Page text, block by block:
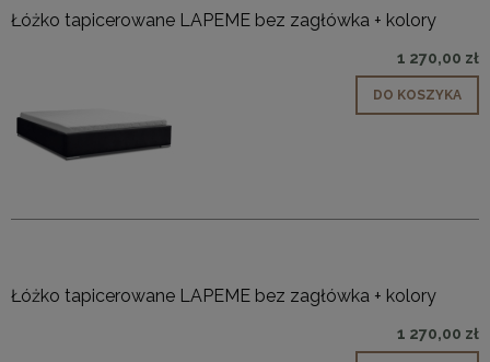
Łóżko tapicerowane LAPEME bez zagłówka + kolory
1 270,00 zł
DO KOSZYKA
Łóżko tapicerowane LAPEME bez zagłówka + kolory
1 270,00 zł